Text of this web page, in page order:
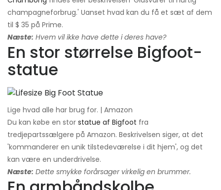
champagneforbrug.' Uanset hvad kan du få et sæt af dem
til $ 35 på Prime.
Næste: Hvem vil ikke have dette i deres have?
En stor størrelse Bigfoot-
statue
Lige hvad alle har brug for. | Amazon
Du kan købe en stor statue af Bigfoot fra
tredjepartssælgere på Amazon. Beskrivelsen siger, at det
'kommanderer en unik tilstedeværelse i dit hjem', og det
kan være en underdrivelse.
Næste: Dette smykke forårsager virkelig en brummer.